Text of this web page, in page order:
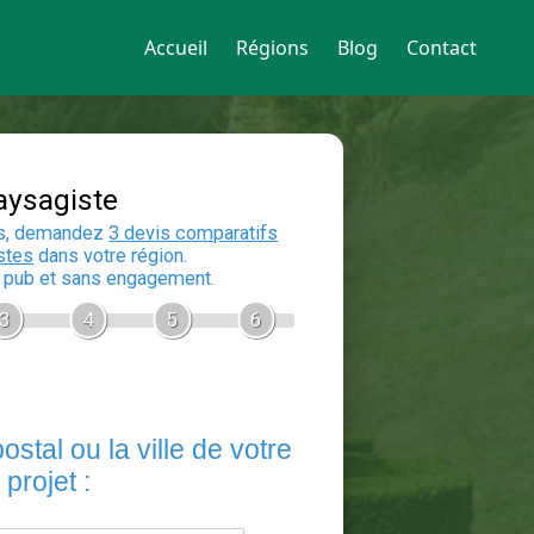
Accueil Régions Blog Contact
Devis Paysagiste
En 5 minutes, demandez
auxpaysagistesdans votre région.
Gratuit, sans pub et sans engagement.